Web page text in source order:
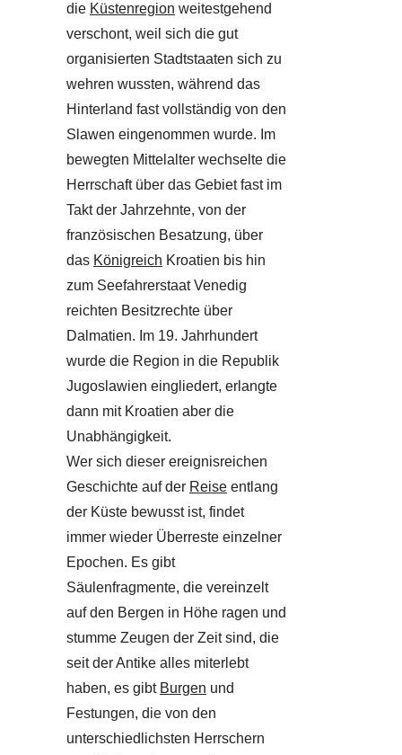
die Küstenregion weitestgehend
verschont, weil sich die gut
organisierten Stadtstaaten sich zu
wehren wussten, während das
Hinterland fast vollständig von den
Slawen eingenommen wurde. Im
bewegten Mittelalter wechselte die
Herrschaft über das Gebiet fast im
Takt der Jahrzehnte, von der
französischen Besatzung, über
das Königreich Kroatien bis hin
zum Seefahrerstaat Venedig
reichten Besitzrechte über
Dalmatien. Im 19. Jahrhundert
wurde die Region in die Republik
Jugoslawien eingliedert, erlangte
dann mit Kroatien aber die
Unabhängigkeit.
Wer sich dieser ereignisreichen
Geschichte auf der Reise entlang
der Küste bewusst ist, findet
immer wieder Überreste einzelner
Epochen. Es gibt
Säulenfragmente, die vereinzelt
auf den Bergen in Höhe ragen und
stumme Zeugen der Zeit sind, die
seit der Antike alles miterlebt
haben, es gibt Burgen und
Festungen, die von den
unterschiedlichsten Herrschern